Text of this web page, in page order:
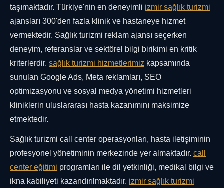
taşımaktadır. Türkiye'nin en deneyimli izmir sağlık turizmi
ajansları 300'den fazla klinik ve hastaneye hizmet
vermektedir. Sağlık turizmi reklam ajansı seçerken
deneyim, referanslar ve sektörel bilgi birikimi en kritik
kriterlerdir. sağlık turizmi hizmetlerimiz kapsamında
sunulan Google Ads, Meta reklamları, SEO
optimizasyonu ve sosyal medya yönetimi hizmetleri
kliniklerin uluslararası hasta kazanımını maksimize
etmektedir.
Sağlık turizmi call center operasyonları, hasta iletişiminin
profesyonel yönetiminin merkezinde yer almaktadır. call
center eğitimi programları ile dil yetkinliği, medikal bilgi ve
ikna kabiliyeti kazandırılmaktadır. izmir sağlık turizmi